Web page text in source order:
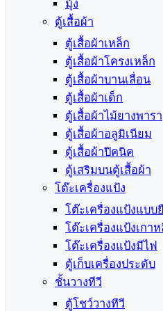
มุ้ง
ตู้เสื้อผ้า
ตู้เสื้อผ้าเหล็ก
ตู้เสื้อผ้าโครงเหล็ก
ตู้เสื้อผ้าบานเลื่อน
ตู้เสื้อผ้าเด็ก
ตู้เสื้อผ้าไม้ยางพารา
ตู้เสื้อผ้าอลูมิเนียม
ตู้เสื้อผ้าปิคนิค
ตู้เสริมบนตู้เสื้อผ้า
โต๊ะเครื่องแป้ง
โต๊ะเครื่องแป้งแบบ
โต๊ะเครื่องแป้งเกาห
โต๊ะเครื่องแป้งมีไฟ
ตู้เก็บเครื่องประดับ
ชั้นวางทีวี
ตู้โชว์วางทีวี